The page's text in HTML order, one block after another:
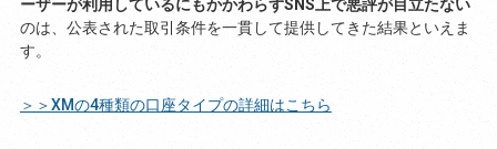
ーザーが利用しているにもかかわらずSNS上で悪評が目立たない
のは、公表された取引条件を一貫して提供してきた結果といえま
す。
＞＞XMの4種類の口座タイプの詳細はこちら